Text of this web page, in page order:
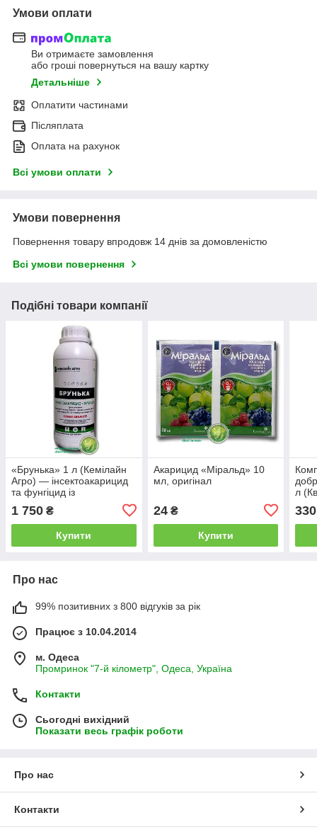
Умови оплати
Ви отримаєте замовлення
або гроші повернуться на вашу картку
Детальніше
Оплатити частинами
Післяплата
Оплата на рахунок
Всі умови оплати
Умови повернення
Повернення товару впродовж 14 днів за домовленістю
Всі умови повернення
Подібні товари компанії
«Брунька» 1 л (Кемілайн
Агро) — інсектоакарицид
та фунгіцид із
для саду
1 750 ₴
Купити
Акарицид «Міральд» 10
мл, оригінал
24₴
Купити
л
330
Про нас
99% позитивних з 800 відгуків за рік
Працює з 10.04.2014
м. Одеса
Промринок "7-й кілометр", Одеса, Україна
Контакти
Сьогодні вихідний
Показати весь графік роботи
Про нас
Контакти